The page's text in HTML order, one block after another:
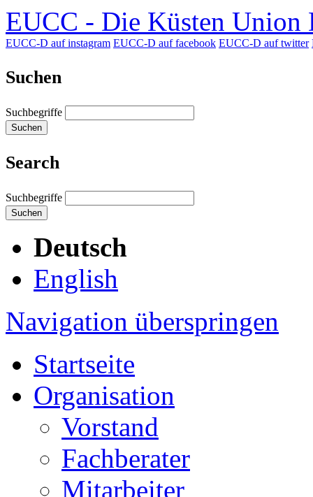
EUCC - Die Küsten Union
EUCC-D auf instagram EUCC-D auf facebook EUCC-D auf twitter
Suchen
Suchbegriffe
Suchen
Search
Suchbegriffe
Suchen
Deutsch
English
Navigation überspringen
Startseite
Organisation
Vorstand
Fachberater
Mitarbeiter